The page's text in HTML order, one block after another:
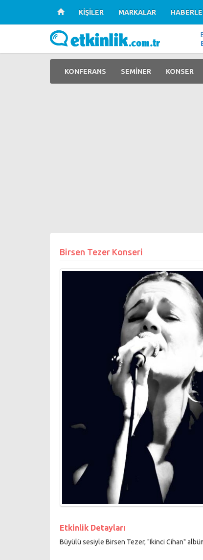
KİŞİLER MARKALAR
KONFERANS SEMİNER KONSER
Birsen Tezer Konseri
Etkinlik Detayları
Büyülü sesiyle Birsen Tezer, "Ikinci Cihan"